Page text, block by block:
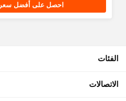
احصل على أفضل سعر
الفئات
الاتصالات